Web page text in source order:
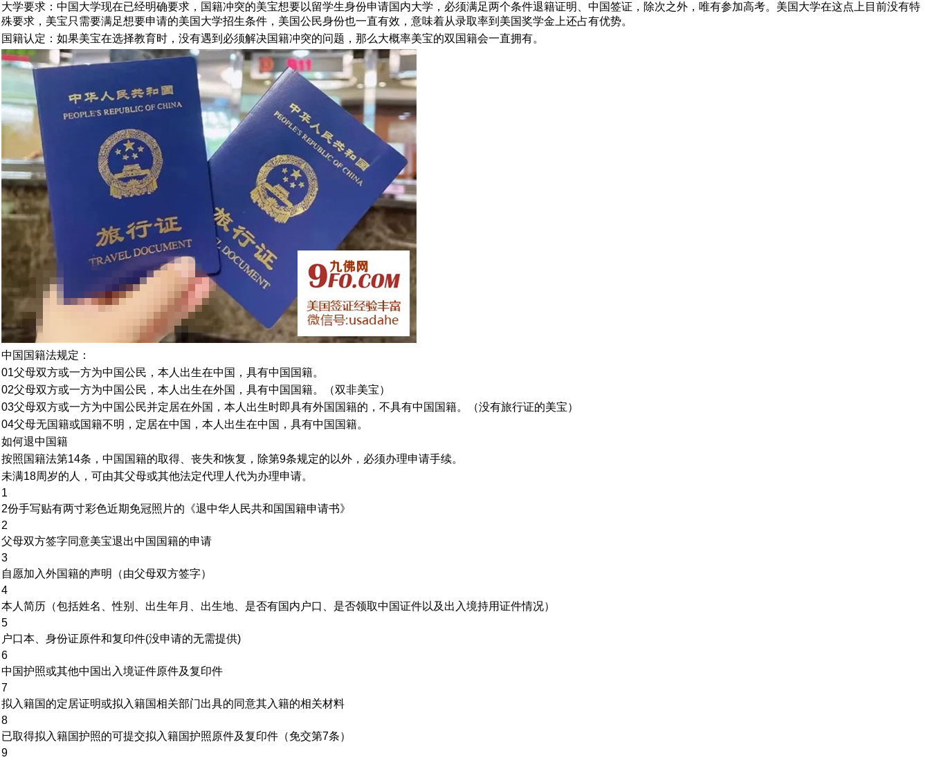
大学要求：中国大学现在已经明确要求，国籍冲突的美宝想要以留学生身份申请国内大学，必须满足两个条件退籍证明、中国签证，除次之外，唯有参加高考。美国大学在这点上目前没有特
殊要求，美宝只需要满足想要申请的美国大学招生条件，美国公民身份也一直有效，意味着从录取率到美国奖学金上还占有优势。
国籍认定：如果美宝在选择教育时，没有遇到必须解决国籍冲突的问题，那么大概率美宝的双国籍会一直拥有。
中国国籍法规定：
01父母双方或一方为中国公民，本人出生在中国，具有中国国籍。
02父母双方或一方为中国公民，本人出生在外国，具有中国国籍。（双非美宝）
03父母双方或一方为中国公民并定居在外国，本人出生时即具有外国国籍的，不具有中国国籍。（没有旅行证的美宝）
04父母无国籍或国籍不明，定居在中国，本人出生在中国，具有中国国籍。
如何退中国籍
按照国籍法第14条，中国国籍的取得、丧失和恢复，除第9条规定的以外，必须办理申请手续。
未满18周岁的人，可由其父母或其他法定代理人代为办理申请。
1
2份手写贴有两寸彩色近期免冠照片的《退中华人民共和国国籍申请书》
2
父母双方签字同意美宝退出中国国籍的申请
3
自愿加入外国籍的声明（由父母双方签字）
4
本人简历（包括姓名、性别、出生年月、出生地、是否有国内户口、是否领取中国证件以及出入境持用证件情况）
5
户口本、身份证原件和复印件(没申请的无需提供)
6
中国护照或其他中国出入境证件原件及复印件
7
拟入籍国的定居证明或拟入籍国相关部门出具的同意其入籍的相关材料
8
已取得拟入籍国护照的可提交拟入籍国护照原件及复印件（免交第7条）
9